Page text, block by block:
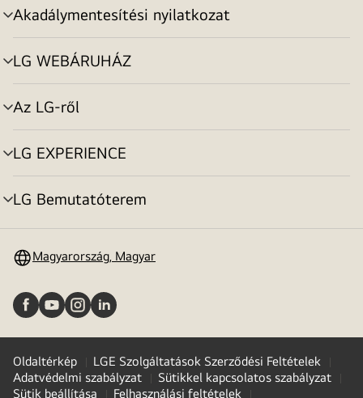
Akadálymentesítési nyilatkozat
menu
toggle
LG WEBÁRUHÁZ
menu
toggle
Az LG-ről
menu
toggle
LG EXPERIENCE
menu
toggle
LG Bemutatóterem
menu
Magyarország, Magyar
Oldaltérkép
LGE Szolgáltatások Szerződési Feltételek
Adatvédelmi szabályzat
Sütikkel kapcsolatos szabályzat
Sütik beállítása
Felhasználási feltételek